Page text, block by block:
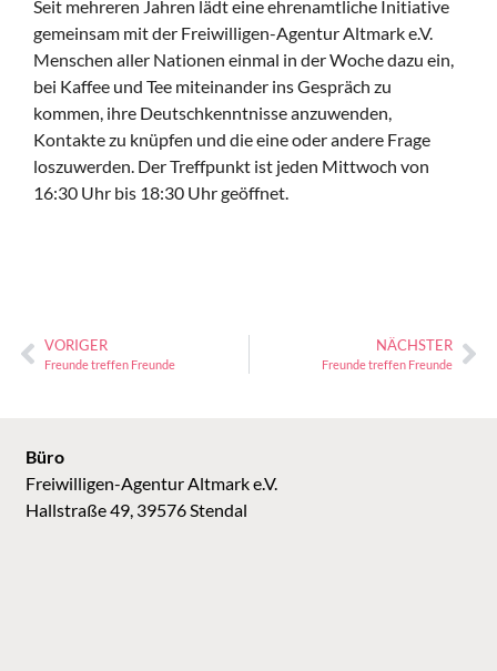
Seit mehreren Jahren lädt eine ehrenamtliche Initiative
gemeinsam mit der Freiwilligen-Agentur Altmark e.V.
Menschen aller Nationen einmal in der Woche dazu ein,
bei Kaffee und Tee miteinander ins Gespräch zu
kommen, ihre Deutschkenntnisse anzuwenden,
Kontakte zu knüpfen und die eine oder andere Frage
loszuwerden. Der Treffpunkt ist jeden Mittwoch von
16:30 Uhr bis 18:30 Uhr geöffnet.
VORIGER
Freunde treffen Freunde
NÄCHSTER
Freunde treffen Freunde
Büro
Freiwilligen-Agentur Altmark e.V.
Hallstraße 49, 39576 Stendal